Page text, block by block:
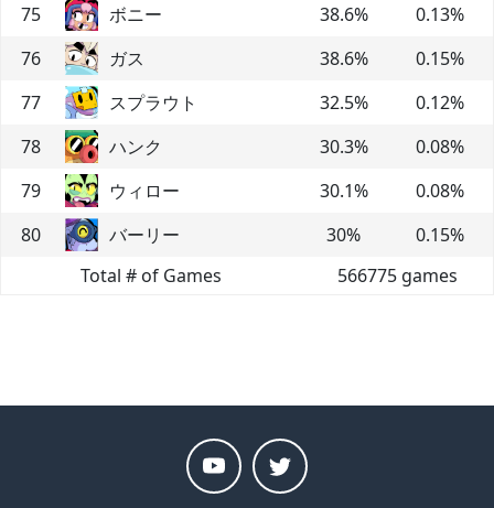
75
ボニー 38.6% 0.13%
76
ガス 38.6% 0.15%
77
スプラウト 32.5% 0.12%
78
ハンク 30.3% 0.08%
79
ウィロー 30.1% 0.08%
80
バーリー 30% 0.15%
Total # of Games
566775games